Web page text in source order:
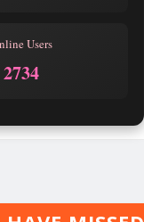
Users
2734